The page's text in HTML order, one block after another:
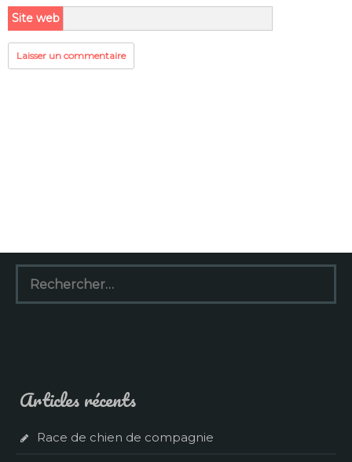
Site web
Rechercher :
Articles récents
Race de chien de compagnie